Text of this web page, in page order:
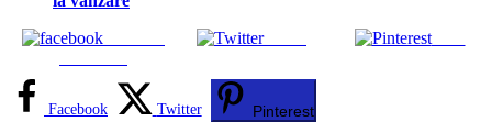
Tweet Save
Facebook Twitter Pinterest